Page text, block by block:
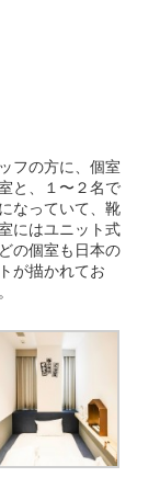
フの方に、個室
と、１〜２名で
なっていて、靴
にはユニット式
の個室も日本の
が描かれてお